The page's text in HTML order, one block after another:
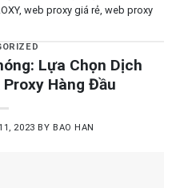
, web proxy giá rẻ, web proxy
Lựa Chọn Dịch
Hàng Đầu
2023 BY BAO HAN